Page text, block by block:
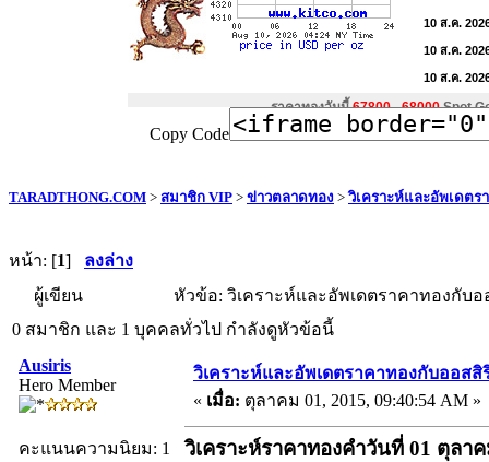
Copy Code
TARADTHONG.COM > สมาชิก VIP > ข่าวตลาดทอง >วิเคราะห์และอัพเดต
หน้า: [1] ลงล่าง
ผู้เขียน
หัวข้อ: วิเคราะห์และอัพเดตราคาทองกับ
0 สมาชิก และ 1 บุคคลทั่วไป กำลังดูหัวข้อนี้
Ausiris
Hero Member
คะแนนความนิยม: 1
วิเคราะห์และอัพเดตราคาทองกับออส
« เมื่อ: ตุลาคม 01, 2015, 09:40:54 AM »
วิเคราะห์ราคาทองคำวันที่ 01 ตุลา